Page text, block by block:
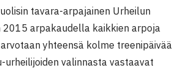
tavara-arpajainen Urheilun
arpakaudella kaikkien arpoja
yhteensä kolme treenipäivää
valinnasta vastaavat